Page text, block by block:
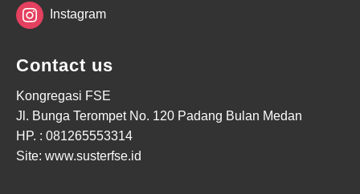
Instagram
Contact us
Kongregasi FSE
Jl. Bunga Terompet No. 120 Padang Bulan Medan
HP. : 081265553314
Site: www.susterfse.id